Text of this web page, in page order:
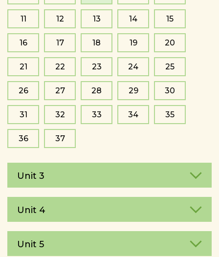
11 12 13 14 15
16 17 18 19 20
21 22 23 24 25
26 27 28 29 30
31 32 33 34 35
36 37
Unit 3
Unit 4
Unit 5